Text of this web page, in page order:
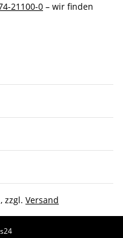
21100-0 – wir finden
zzgl. Versand